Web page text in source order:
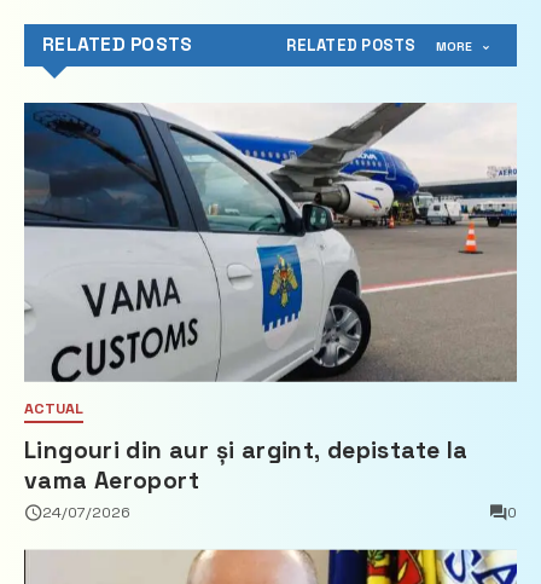
RELATED POSTS RELATED POSTS MORE
ACTUAL
Lingouri din aur și argint, depistate la
vama Aeroport
24/07/2026 0